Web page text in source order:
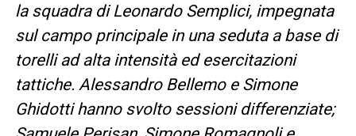
la squadra di Leonardo Semplici, impegnata
sul campo principale in una seduta a base di
torelli ad alta intensità ed esercitazioni
tattiche. Alessandro Bellemo e Simone
Ghidotti hanno svolto sessioni differenziate;